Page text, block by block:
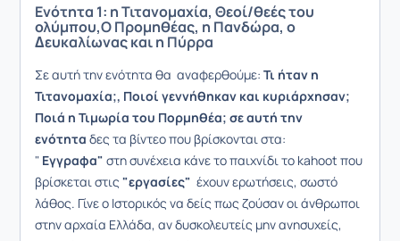
Ενότητα 1: η Τιτανομαχία, Θεοί/θεές του
ολύμπου,Ο Προμηθέας, η Πανδώρα, ο
∆ευκαλίωνας και η Πύρρα
Σε αυτή την ενότητα θα αναφερθούμε: Τι ήταν η
Τιτανομαχία;, Ποιοί γεννήθηκαν και κυριάρχησαν;
Ποιά η Τιμωρία του Πορμηθέα; σε αυτή την
ενότητα δες τα βίντεο που βρίσκονται στα:
" Εγγραφα" στη συνέχεια κάνε το παιχνίδι το kahoot που
βρίσκεται στις "εργασίες" έχουν ερωτήσεις, σωστό
λάθος. Γίνε ο Ιστορικός να δείς πως ζούσαν οι άνθρωποι
στην αρχαία Ελλάδα, αν δυσκολευτείς μην ανησυχείς,